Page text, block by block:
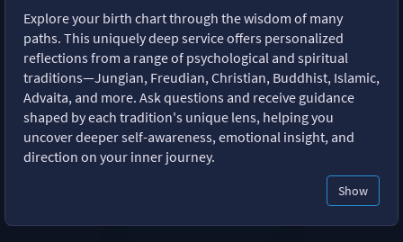
Explore your birth chart through the wisdom of many
paths. This uniquely deep service offers personalized
reflections from a range of psychological and spiritual
traditions—Jungian, Freudian, Christian, Buddhist, Islamic,
Advaita, and more. Ask questions and receive guidance
shaped by each tradition's unique lens, helping you
uncover deeper self-awareness, emotional insight, and
direction on your inner journey.
Show